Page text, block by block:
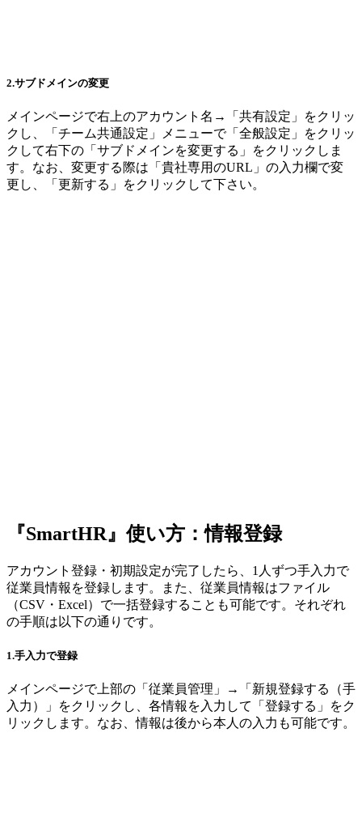
2.サブドメインの変更
メインページで右上のアカウント名→「共有設定」をクリッ
クし、「チーム共通設定」メニューで「全般設定」をクリッ
クして右下の「サブドメインを変更する」をクリックしま
す。なお、変更する際は「貴社専用のURL」の入力欄で変
更し、「更新する」をクリックして下さい。
『SmartHR』使い方：情報登録
アカウント登録・初期設定が完了したら、1人ずつ手入力で
従業員情報を登録します。また、従業員情報はファイル
（CSV・Excel）で一括登録することも可能です。それぞれ
の手順は以下の通りです。
1.手入力で登録
メインページで上部の「従業員管理」→「新規登録する（手
入力）」をクリックし、各情報を入力して「登録する」をク
リックします。なお、情報は後から本人の入力も可能です。